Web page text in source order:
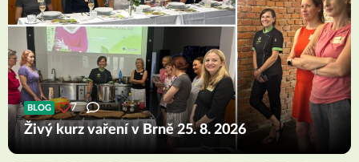
BLOG 7
Živý kurz vaření v Brně 25. 8. 2026